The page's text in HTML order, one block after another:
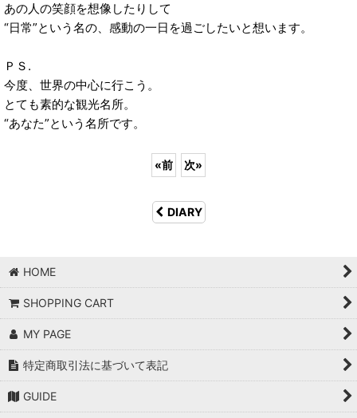
あの人の笑顔を想像したりして
“日常”という名の、感動の一日を過ごしたいと想います。
ＰＳ.
今度、世界の中心に行こう。
とても素的な観光名所。
“あなた”という名所です。
«前 次»
DIARY
HOME
SHOPPING CART
MY PAGE
特定商取引法に基づいて表記
GUIDE